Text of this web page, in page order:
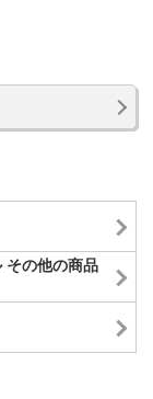
その他の商品